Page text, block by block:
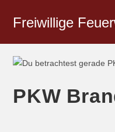
Freiwillige
PKW